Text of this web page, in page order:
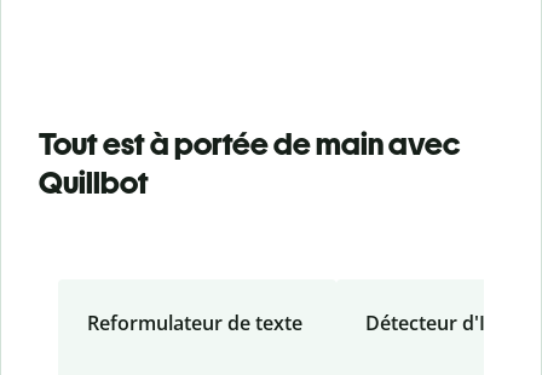
Tout est à portée de main avec
Quillbot
Reformulateur de texte Détecteur d'IA